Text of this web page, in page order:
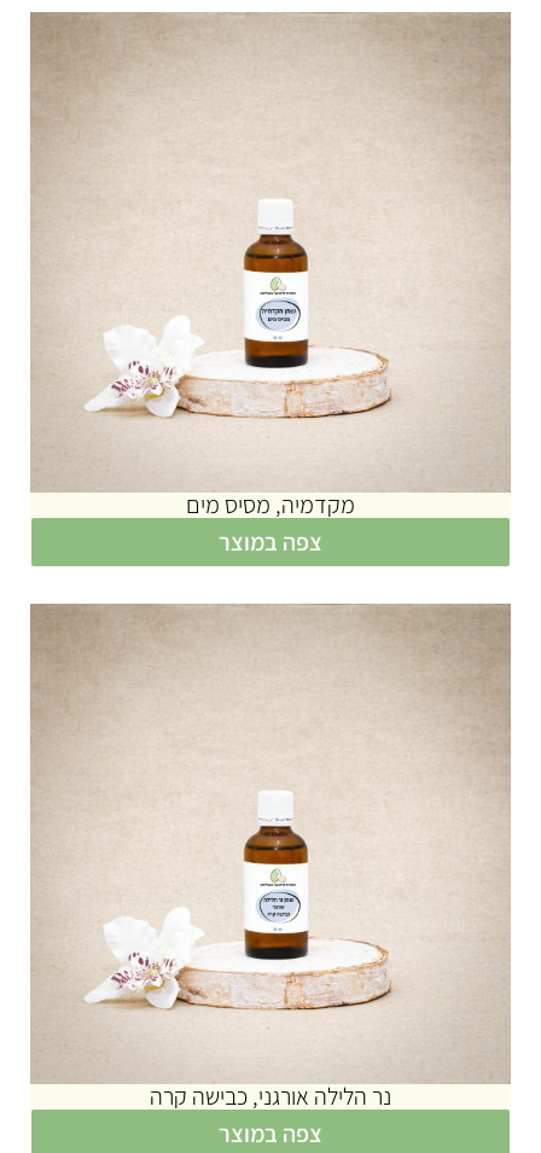
מקדמיה, מסיס מים
צפה במוצר
נר הלילה אורגני, כבישה קרה
צפה במוצר